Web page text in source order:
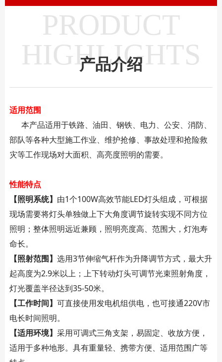
PRODUCT
HIGHLIGHTS
产品介绍
适用范围
本产品适用于铁路、油田、钢铁、电力、公安、消防、
部队等各种大型施工作业、维护抢修、事故处理和抢险救
灾等工作现场对大面积、高亮度照明的需要。
性能特点
【照明系统】 由1个100W高效节能LED灯头组成，可根据
现场需要将灯头单独做上下大角度调节旋转实现不同方位
照明；整体照明远近兼顾，照明亮度高、范围大，灯泡寿
命长。
【照射范围】 选用3节伸缩气杆作为升降调节方式，最大升
起高度为2.9米以上；上下转动灯头可调节光束照射角度，
灯光覆盖半径达到35-50米。
【工作时间】 可直接使用发电机组供电，也可接通220V市
电长时间照明。
【适用环境】 采用可调式三角支架，易固定、收放方便，
适用于多种地形。具有重量轻、携带方便、适用范围广等